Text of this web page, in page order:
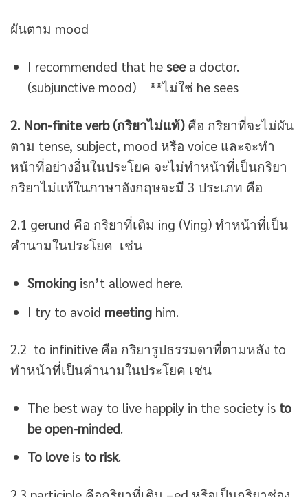
ผันตาม mood
I recommended that he seea doctor.
(subjunctive mood) **ไม่ใช่ he sees
2. Non-finite verb (กริยาไม่แท้) คือ กริยาที่จะไม่ผัน
ตาม tense, subject, mood หรือ voice และจะทำ
หน้าที่อย่างอื่นในประโยค จะไม่ทำหน้าที่เป็นกริยา
กริยาไม่แท้ในภาษาอังกฤษจะมี 3 ประเภท คือ
2.1 gerund คือ กริยาที่เติม ing (Ving) ทำหน้าที่เป็น
คำนามในประโยค เช่น
Smokingisn’t allowed here.
I try to avoid meetinghim.
2.2 to infinitive คือ กริยารูปธรรมดาที่ตามหลัง to
ทำหน้าที่เป็นคำนามในประโยค เช่น
The best way to live happily in the society is to
be open-minded.
To loveis to risk.